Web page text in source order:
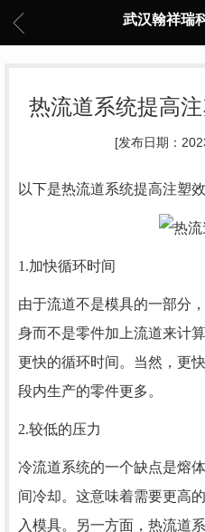
武汉翰祥瑞
热流道系统提高
[发布日期：
以下是热流道系统提高注塑
1.加快循环时间
由于流道不是模具的一部分
身而不是零件加上流道来计
更快的循环时间。当然，更
段内生产的零件更多。
2.较低的压力
冷流道系统的一个缺点是熔
间冷却。这意味着需要更高
入模具。另一方面，热流道